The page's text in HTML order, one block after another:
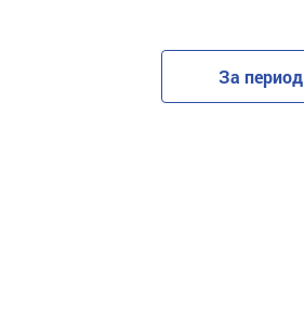
За период